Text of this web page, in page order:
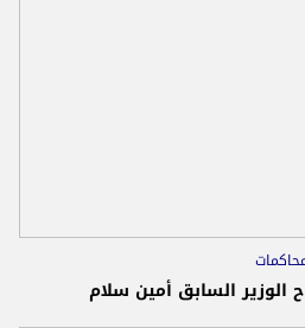
الوزير السابق أمين سلام